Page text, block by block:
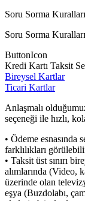
Soru Sorma Kuralları
Soru Sorma
ButtonIcon
Kredi Kartı Taksit
Bireysel Kartlar
Ticari Kartlar
Anlaşmalı
seçeneği ile hızlı,
• Ödeme esnasında
farklılıkları
• Taksit üst sınırı
alımlarında (Video,
üzerinde olan
eşya (Buzdolabı,